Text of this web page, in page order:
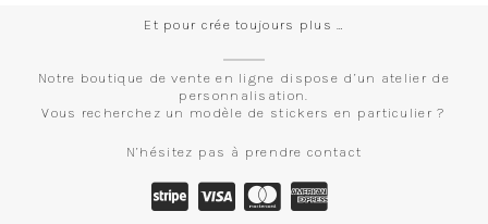
Et pour crée toujours plus …
Notre boutique de vente en ligne dispose d’un atelier de
personnalisation.
Vous recherchez un modèle de stickers en particulier ?
N’hésitez pas à prendre contact